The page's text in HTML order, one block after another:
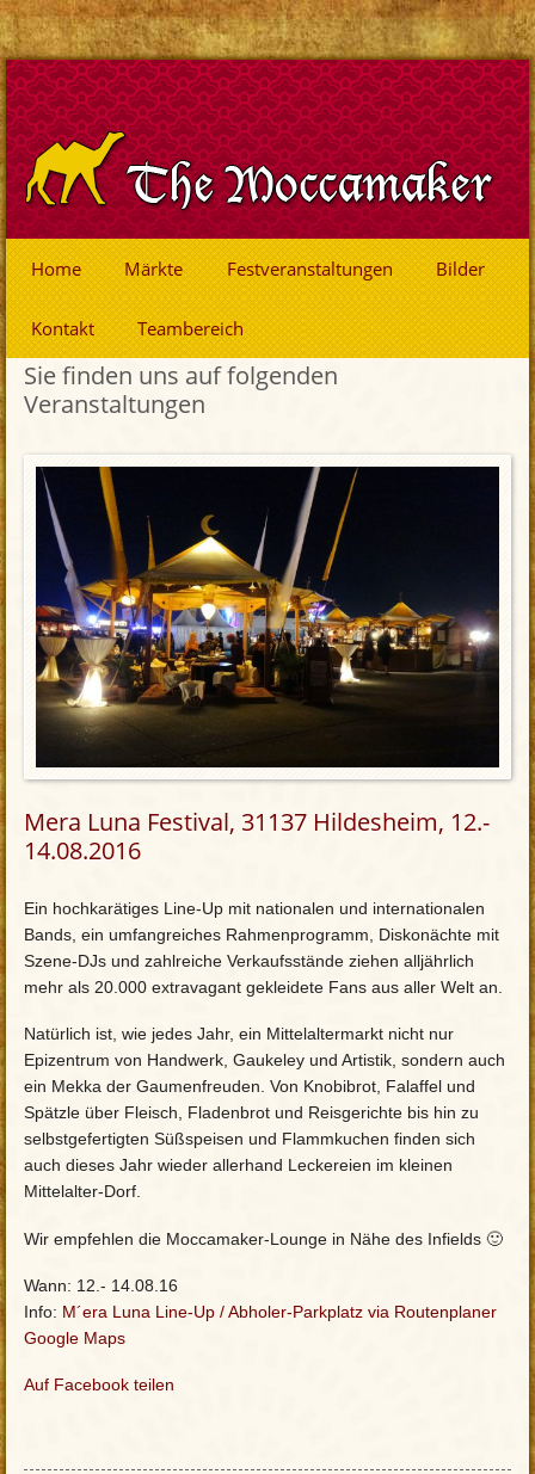
Home Märkte Festveranstaltungen Bilder
Kontakt Teambereich
Sie finden uns auf folgenden
Veranstaltungen
Mera Luna Festival, 31137 Hildesheim, 12.-
14.08.2016
Ein hochkarätiges Line-Up mit nationalen und internationalen
Bands, ein umfangreiches Rahmenprogramm, Diskonächte mit
Szene-DJs und zahlreiche Verkaufsstände ziehen alljährlich
mehr als 20.000 extravagant gekleidete Fans aus aller Welt an.
Natürlich ist, wie jedes Jahr, ein Mittelaltermarkt nicht nur
Epizentrum von Handwerk, Gaukeley und Artistik, sondern auch
ein Mekka der Gaumenfreuden. Von Knobibrot, Falaffel und
Spätzle über Fleisch, Fladenbrot und Reisgerichte bis hin zu
selbstgefertigten Süßspeisen und Flammkuchen finden sich
auch dieses Jahr wieder allerhand Leckereien im kleinen
Mittelalter-Dorf.
Wir empfehlen die Moccamaker-Lounge in Nähe des Infields 🙂
Wann: 12.- 14.08.16
Info: M´era Luna Line-Up /Abholer-Parkplatz via Routenplaner
Google Maps
Auf Facebook teilen